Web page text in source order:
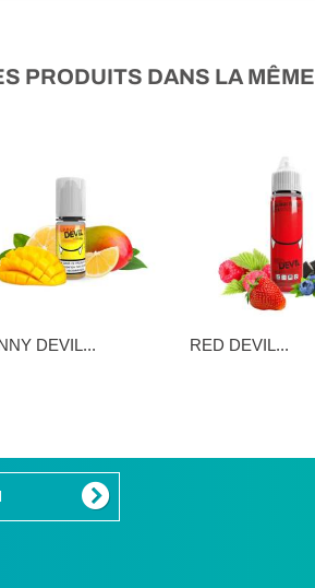
PRODUITS DANS LA
DEVIL... RED DEVIL...